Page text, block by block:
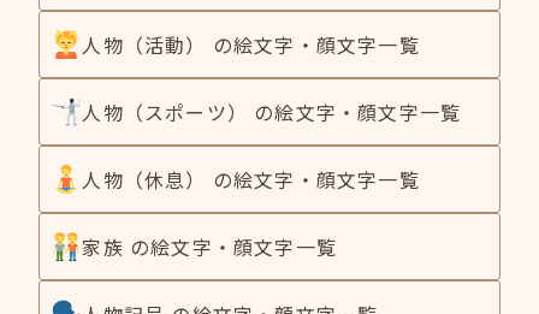
人物（活動） の絵文字・顔文字一覧
人物（スポーツ） の絵文字・顔文字一覧
人物（休息） の絵文字・顔文字一覧
家族 の絵文字・顔文字一覧